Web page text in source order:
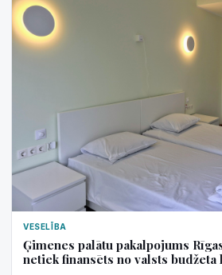
VESELĪBA
Ģimenes palātu pakalpojums
netiek finansēts no valsts